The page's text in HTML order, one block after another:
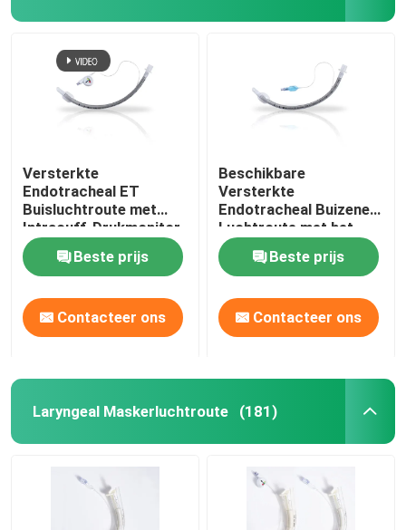
Versterkte
Endotracheal ET
Buisluchtroute met
Intracuff-Drukmonitor
Beste prijs
Contacteer ons
Beschikbare
Versterkte
Endotracheal Buizenett
Luchtroute met het
Wijzen van op Bellen
Beste prijs
Contacteer ons
Laryngeal Maskerluchtroute (181)